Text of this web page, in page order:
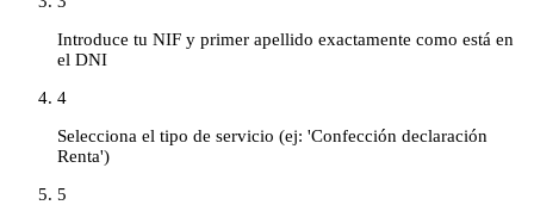
Introduce tu NIF y primer apellido exactamente como está en
el DNI
4
Selecciona el tipo de servicio (ej: 'Confección declaración
Renta')
5